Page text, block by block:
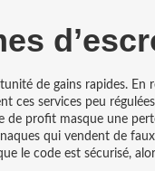
de gains rapides.
ces services peu
profit masque une
qui vendent de
le code est sécurisé,